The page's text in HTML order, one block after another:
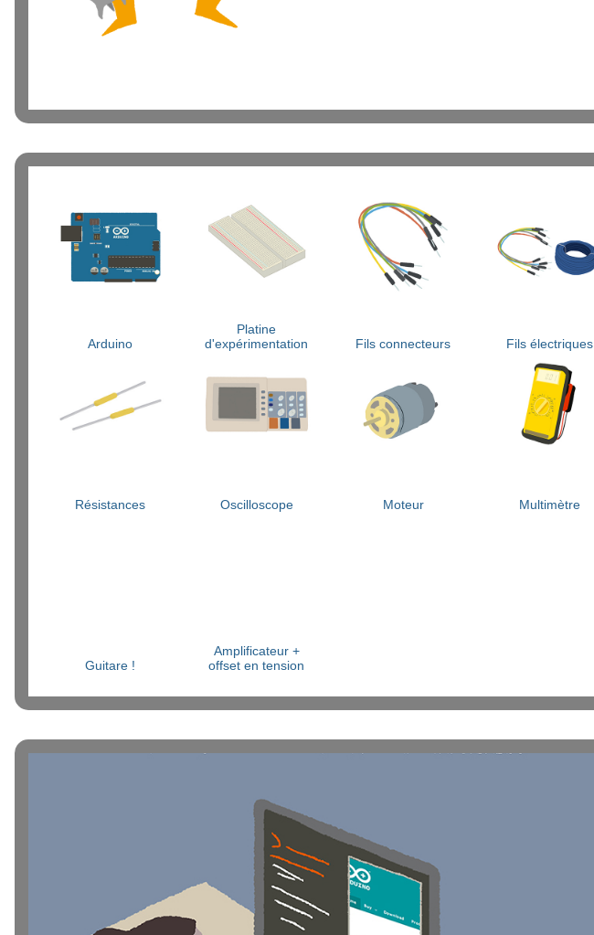
Arduino
Platine
d'expérimentation
Fils connecteurs Fils électriques
Résistances Oscilloscope Moteur Multimètre
Guitare !
Amplificateur +
offset en tension